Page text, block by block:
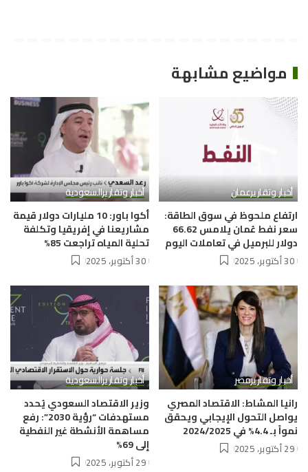
مواضيع مشابهة
أخبار وتقاريرعمان
ارتفاع ملحوظ في سوق الطاقة:
سعر نفط عُمان يلامس 66.62
دولار للبرميل في تعاملات اليوم
30 أكتوبر، 2025
أخبار وتقاريرالسعودية
أكوا باور: 10 مليارات دولار قيمة
مشاريعنا في إفريقيا وتكلفة
تحلية المياه تراجعت 85%
30 أكتوبر، 2025
أخبار وتقاريرمصر
رانيا المشاط: الاقتصاد المصري
يواصل التحول الإيجابي ويحقق
نمواً بـ 4.4% في 2024/2025
29 أكتوبر، 2025
أخبار وتقاريرالسعودية
وزير الاقتصاد السعودي يُحدد
مستهدفات “رؤية 2030”: رفع
مساهمة الأنشطة غير النفطية
إلى 69%
29 أكتوبر، 2025